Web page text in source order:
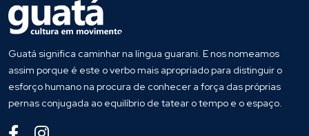
Guatá significa caminhar na língua guarani. E nos nomeamos
assim porque é este o verbo mais apropriado para distinguir o
esforço humano na procura de conhecer a força das próprias
pernas conjugada ao equilíbrio de tatear o tempo e o espaço.